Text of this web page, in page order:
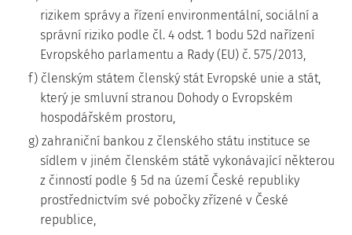
rizikem správy a řízení environmentální, sociální a
správní riziko podle čl. 4 odst. 1 bodu 52d nařízení
Evropského parlamentu a Rady (EU) č. 575/2013,
f) členským státem členský stát Evropské unie a stát,
který je smluvní stranou Dohody o Evropském
hospodářském prostoru,
g) zahraniční bankou z členského státu instituce se
sídlem v jiném členském státě vykonávající některou
z činností podle § 5d na území České republiky
prostřednictvím své pobočky zřízené v České
republice,